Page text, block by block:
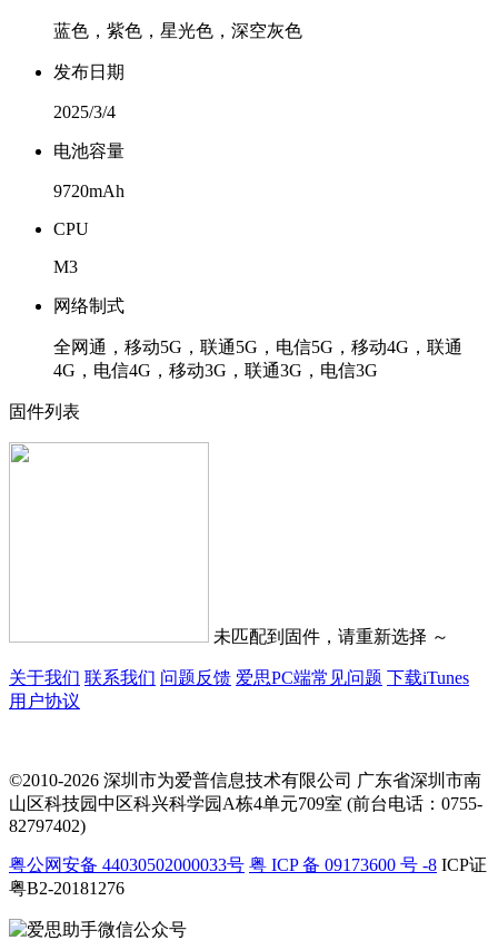
蓝色，紫色，星光色，深空灰色
发布日期
2025/3/4
电池容量
9720mAh
CPU
M3
网络制式
全网通，移动5G，联通5G，电信5G，移动4G，联通
4G，电信4G，移动3G，联通3G，电信3G
固件列表
未匹配到固件，请重新选择 ～
关于我们 联系我们 问题反馈 爱思PC端常见问题 下载iTunes
用户协议
©2010-2026 深圳市为爱普信息技术有限公司 广东省深圳市南
山区科技园中区科兴科学园A栋4单元709室 (前台电话：0755-
82797402)
粤公网安备 44030502000033号 粤 ICP 备 09173600 号 -8 ICP证
粤B2-20181276